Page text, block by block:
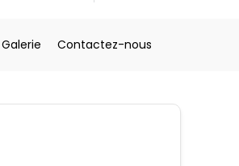
Galerie Contactez-nous